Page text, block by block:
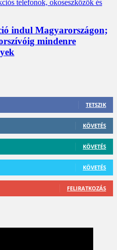
indul Magyarországon;
mindenre
TETSZIK
KÖVETÉS
KÖVETÉS
KÖVETÉS
FELIRATKOZÁS